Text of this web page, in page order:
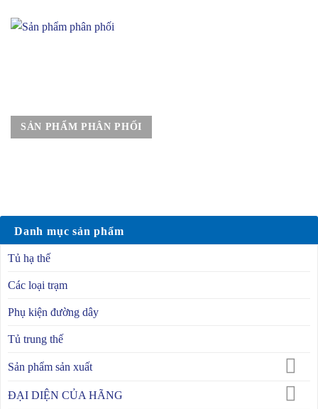
SẢN PHẨM PHÂN PHỐI
Danh mục sản phẩm
Tủ hạ thế
Các loại trạm
Phụ kiện đường dây
Tủ trung thế
Sản phẩm sản xuất
ĐẠI DIỆN CỦA HÃNG